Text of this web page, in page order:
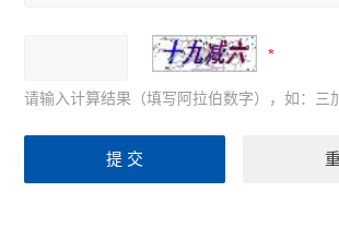
请输入计算结果（填写阿拉伯数字），如：三